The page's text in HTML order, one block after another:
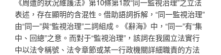
《周遭的狀況維護法》第10條第1款“同一監視治理”之立法
表述，存在顯明的含混性。借助語詞拆解，“同一監視治理”
由“同一”與“監視治理”二詞組成。《辭海》中，“同一”有“集
中、回總”之意。而對于“監視治理”，該詞在我國立法實行
中以法令稱號、法令章節或某一行政機關詳細職責的方法